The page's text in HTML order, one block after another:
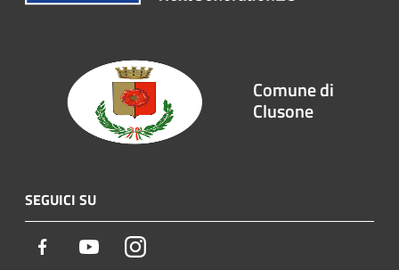
Comune di
Clusone
SEGUICI SU
Facebook YoutubeInstagram